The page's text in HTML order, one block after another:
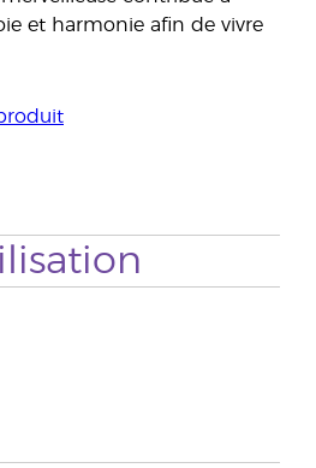
et harmonie afin de vivre